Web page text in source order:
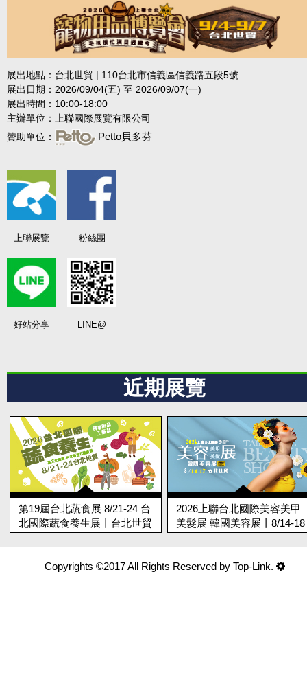
展出地點：台北世貿 | 110台北市信義區信義路五段5號
展出日期：2026/09/04(五) 至 2026/09/07(一)
展出時間：10:00-18:00
主辦單位：上聯國際展覽有限公司
贊助單位：
Petto貝多芬
上聯展覽 粉絲團
好站分享 LINE@
近期展覽
第19屆台北蔬食展 8/21-24 台
北國際蔬食養生展丨台北世貿
2026上聯台北國際美容美甲
美髮展 韓國美容展丨8/14-18
Copyrights ©2017 All Rights Reserved by Top-Link.